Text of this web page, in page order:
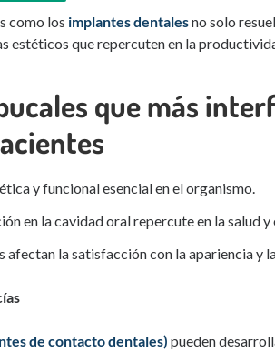
como los implantes dentalesno solo
estéticos que repercuten en la
que más
y funcional esencial en el organismo.
en la cavidad oral repercute en la salud y
afectan la satisfacción con la apariencia y
de contacto dentales) pueden